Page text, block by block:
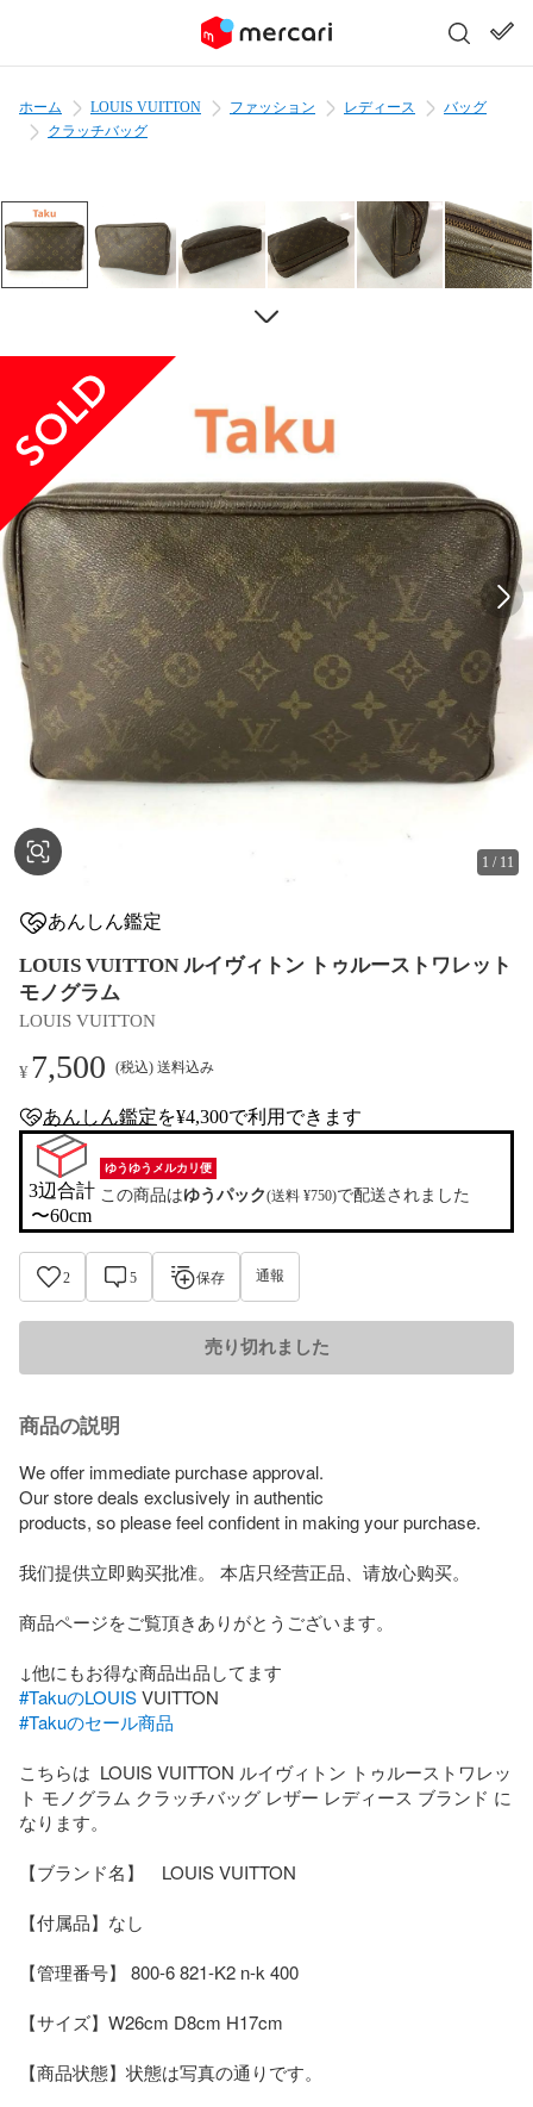
ホーム LOUIS VUITTON ファッション レディース
バッグ
クラッチバッグ
1 / 11
あんしん鑑定
LOUIS VUITTON ルイヴィトン トゥルーストワレット
モノグラム
LOUIS VUITTON
¥7,500 (税込) 送料込み
anshin-appraisal-tag
あんしん鑑定を¥4,300で利用できます
3辺合計
〜60cm
ゆうゆうメルカリ便
この商品はゆうパック(送料 ¥750)で配送されました
2 5 保存 通報
売り切れました
商品の説明
We offer immediate purchase approval.
Our store deals exclusively in authentic
products, so please feel confident in making your purchase.
我们提供立即购买批准。 本店只经营正品、请放心购买。
商品ページをご覧頂きありがとうございます。
#TakuのLOUIS
#Takuのセール商品
こちらは  LOUIS VUITTON ルイヴィトン トゥルーストワレッ
ト モノグラム クラッチバッグ レザー レディース ブランド に
なります。
【ブランド名】　LOUIS VUITTON
【付属品】なし
【管理番号】 800-6 821-K2 n-k 400
【サイズ】W26cm D8cm H17cm
【商品状態】状態は写真の通りです。